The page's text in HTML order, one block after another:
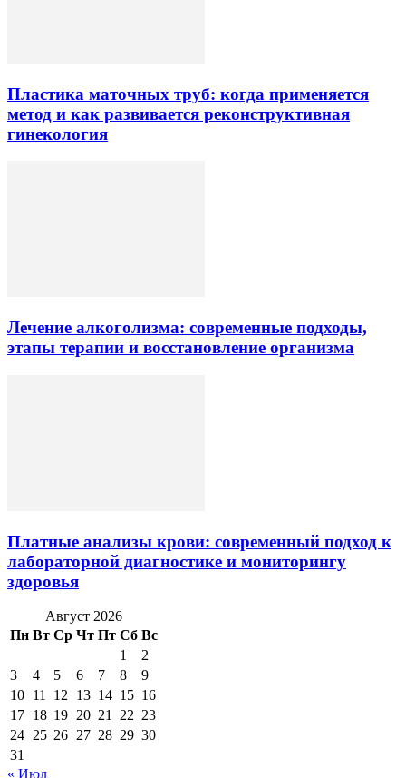
Пластика маточных труб: когда применяется
метод и как развивается реконструктивная
гинекология
Лечение алкоголизма: современные подходы,
этапы терапии и восстановление организма
Платные анализы крови: современный подход к
лабораторной диагностике и мониторингу
здоровья
Август 2026
Пн Вт Ср Чт Пт Сб Вс
1
2
3
4 5 6 7 8
9
10 11 12 13 14 15 16
17 18 19 20 21 22 23
24 25 26 27 28 29 30
31
« Июл